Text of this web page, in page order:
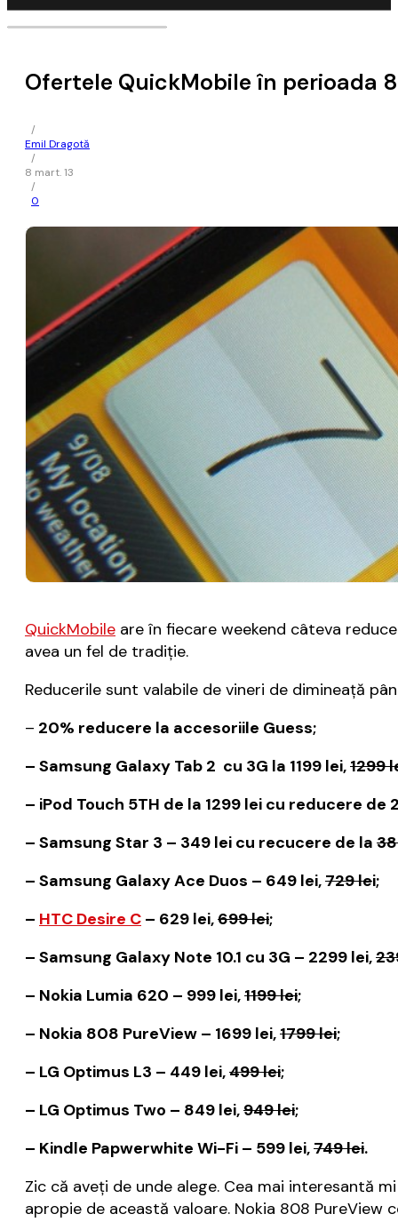
Ofertele QuickMobile în perioada
/
Emil Dragotă
/
8 mart. 13
/
0
QuickMobile are în fiecare weekend câteva
avea un fel de tradiție.
Reducerile sunt valabile de vineri de dimineață
– 20% reducere la accesoriile Guess;
– Samsung Galaxy Tab 2 cu 3G la 1199 lei,1299
– iPod Touch 5TH de la 1299 lei cu reducere de
– Samsung Star 3 – 349 lei cu recucere de la
– Samsung Galaxy Ace Duos – 649 lei,729 lei;
– HTC Desire C – 629 lei,699 lei;
– Samsung Galaxy Note 10.1 cu 3G – 2299 lei,
– Nokia Lumia 620 – 999 lei,1199 lei;
– Nokia 808 PureView – 1699 lei,1799 lei;
– LG Optimus L3 – 449 lei,499 lei;
– LG Optimus Two – 849 lei,949 lei;
– Kindle Papwerwhite Wi-Fi – 599 lei,749 lei.
Zic că aveți de unde alege. Cea mai interesantă
apropie de această valoare. Nokia 808